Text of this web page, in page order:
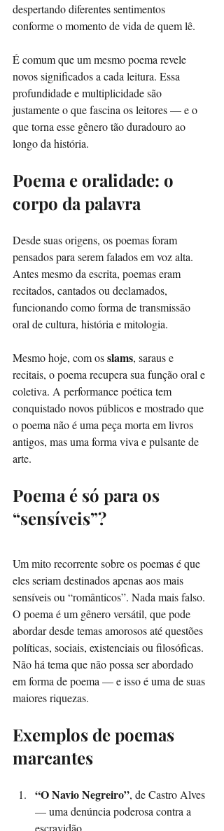
despertando diferentes sentimentos
conforme o momento de vida de quem lê.
É comum que um mesmo poema revele
novos significados a cada leitura. Essa
profundidade e multiplicidade são
justamente o que fascina os leitores — e o
que torna esse gênero tão duradouro ao
longo da história.
Poema e oralidade: o
corpo da palavra
Desde suas origens, os poemas foram
pensados para serem falados em voz alta.
Antes mesmo da escrita, poemas eram
recitados, cantados ou declamados,
funcionando como forma de transmissão
oral de cultura, história e mitologia.
Mesmo hoje, com os slams, saraus e
recitais, o poema recupera sua função oral e
coletiva. A performance poética tem
conquistado novos públicos e mostrado que
o poema não é uma peça morta em livros
antigos, mas uma forma viva e pulsante de
arte.
Poema é só para os
“sensíveis”?
Um mito recorrente sobre os poemas é que
eles seriam destinados apenas aos mais
sensíveis ou “românticos”. Nada mais falso.
O poema é um gênero versátil, que pode
abordar desde temas amorosos até questões
políticas, sociais, existenciais ou filosóficas.
Não há tema que não possa ser abordado
em forma de poema — e isso é uma de suas
maiores riquezas.
Exemplos de poemas
marcantes
“O Navio Negreiro”, de Castro Alves
— uma denúncia poderosa contra a
escravidão.